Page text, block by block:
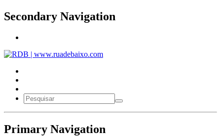
Secondary Navigation
Primary Navigation